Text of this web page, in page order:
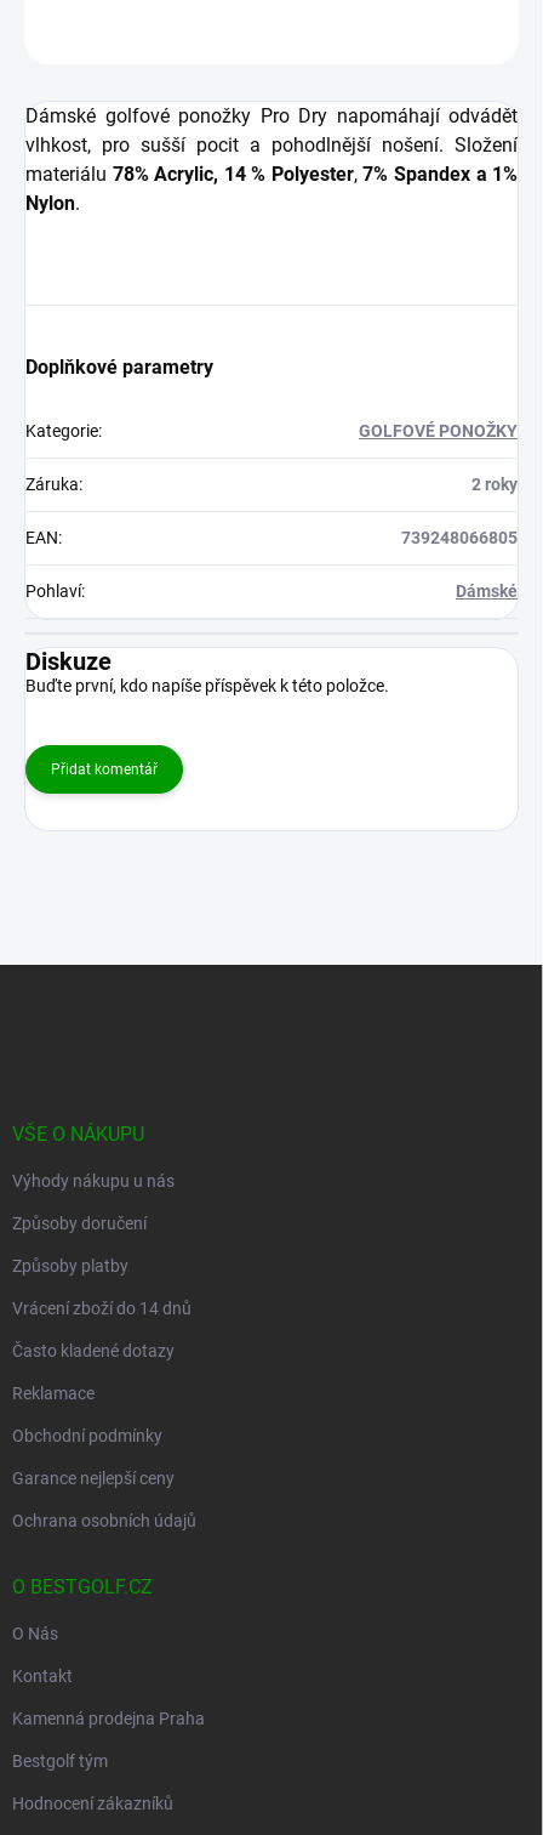
Dámské golfové ponožky Pro Dry napomáhají odvádět
vlhkost, pro sušší pocit a pohodlnější nošení. Složení
materiálu 78% Acrylic, 14 % Polyester,7% Spandex a 1%
Nylon.
Doplňkové parametry
Kategorie: GOLFOVÉ PONOŽKY
Záruka: 2 roky
EAN: 739248066805
Pohlaví: Dámské
Diskuze
Buďte první, kdo napíše příspěvek k této položce.
Přidat komentář
VŠE O NÁKUPU
Výhody nákupu u nás
Způsoby doručení
Způsoby platby
Vrácení zboží do 14 dnů
Často kladené dotazy
Reklamace
Obchodní podmínky
Garance nejlepší ceny
Ochrana osobních údajů
O BESTGOLF.CZ
O Nás
Kontakt
Kamenná prodejna Praha
Bestgolf tým
Hodnocení zákazníků